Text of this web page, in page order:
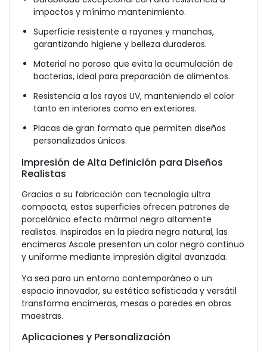
impactos y mínimo mantenimiento.
Superficie resistente a rayones y manchas,
garantizando higiene y belleza duraderas.
Material no poroso que evita la acumulación de
bacterias, ideal para preparación de alimentos.
Resistencia a los rayos UV, manteniendo el color
tanto en interiores como en exteriores.
Placas de gran formato que permiten diseños
personalizados únicos.
Impresión de Alta Definición para Diseños
Realistas
Gracias a su fabricación con tecnología ultra
compacta, estas superficies ofrecen patrones de
porcelánico efecto mármol negro altamente
realistas. Inspiradas en la piedra negra natural, las
encimeras Ascale presentan un color negro continuo
y uniforme mediante impresión digital avanzada.
Ya sea para un entorno contemporáneo o un
espacio innovador, su estética sofisticada y versátil
transforma encimeras, mesas o paredes en obras
maestras.
Aplicaciones y Personalización